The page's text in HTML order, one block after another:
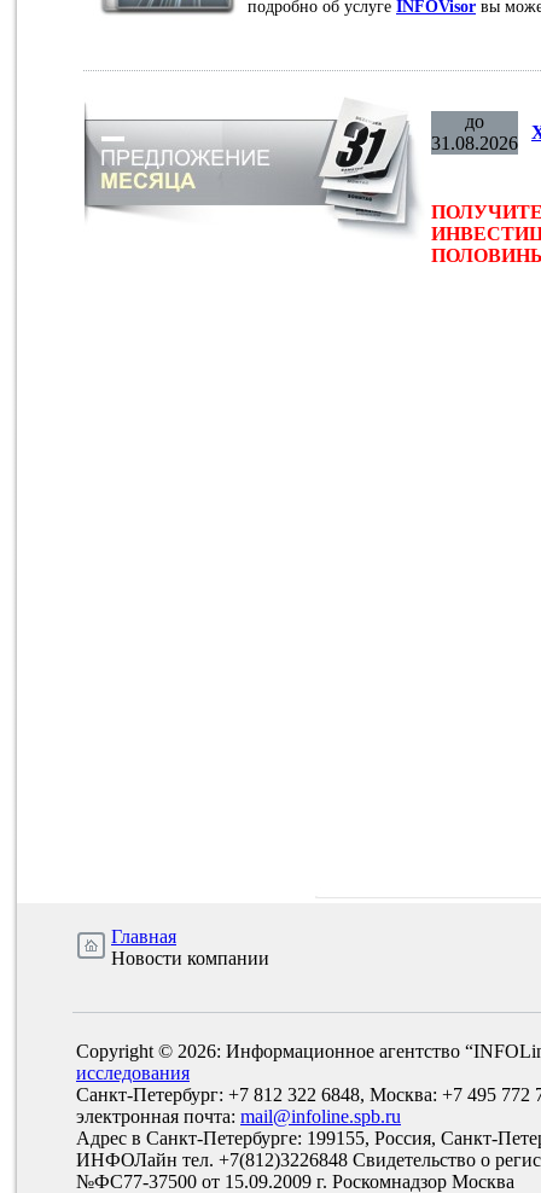
подробно об услуге INFOVisor вы
до
31.08.2026
ПОЛОВИНЫ
Главная
Новости компании
Copyright © 2026: Информационное агентство
исследования
Санкт-Петербург: +7 812 322 6848, Москва: +7 495 772
электронная почта: mail@infoline.spb.ru
Адрес в Санкт-Петербурге: 199155, Россия, Санкт-
ИНФОЛайн тел. +7(812)3226848 Свидетельство о
№ФС77-37500 от 15.09.2009 г. Роскомнадзор Москва